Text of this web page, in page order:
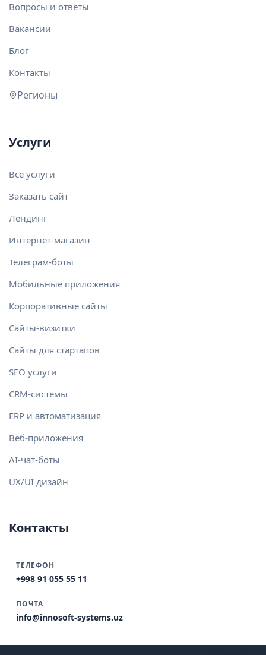
Вопросы и ответы
Вакансии
Блог
Контакты
Регионы
Услуги
Все услуги
Заказать сайт
Лендинг
Интернет-магазин
Телеграм-боты
Мобильные приложения
Корпоративные сайты
Сайты-визитки
Сайты для стартапов
SEO услуги
CRM-системы
ERP и автоматизация
Веб-приложения
AI-чат-боты
UX/UI дизайн
Контакты
ТЕЛЕФОН
+998 91 055 55 11
ПОЧТА
info@innosoft-systems.uz